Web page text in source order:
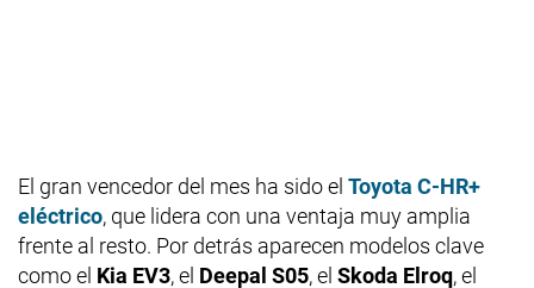
El gran vencedor del mes ha sido el Toyota C-HR+
eléctrico, que lidera con una ventaja muy amplia
frente al resto. Por detrás aparecen modelos clave
como el Kia EV3, el Deepal S05, el Skoda Elroq, el